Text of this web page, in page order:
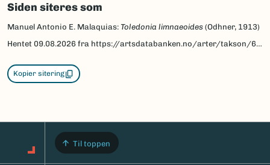
Siden siteres som
Manuel Antonio E. Malaquias: Toledonia limnaeoides (Odhner, 1913)
Hentet 09.08.2026 fra https://artsdatabanken.no/arter/takson/68619/beskrivelse
Kopier sitering
Til toppen